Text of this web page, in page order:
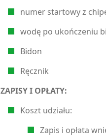
numer startowy z
wodę po ukończeniu
Bidon
Ręcznik
ZAPISY I OPŁATY:
Koszt udziału:
Zapis i opłata